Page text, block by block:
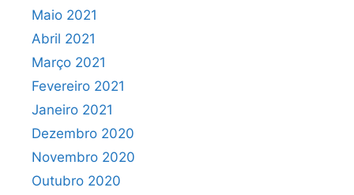
Maio 2021
Abril 2021
Março 2021
Fevereiro 2021
Janeiro 2021
Dezembro 2020
Novembro 2020
Outubro 2020